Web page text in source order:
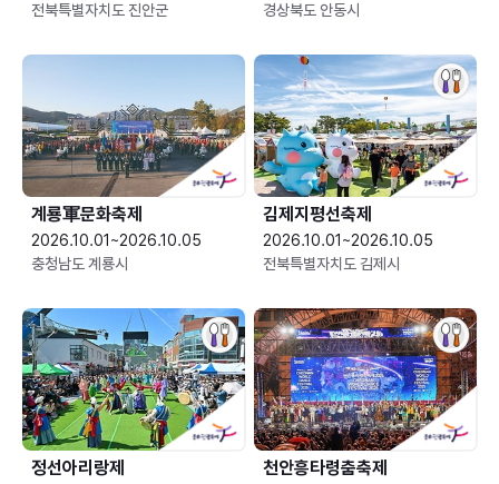
전북특별자치도 진안군
경상북도 안동시
2026.10.01~2026.10.05
충청남도 계룡시
김제지평선축제
2026.10.01~2026.10.05
전북특별자치도 김제시
정선아리랑제 천안흥타령춤축제